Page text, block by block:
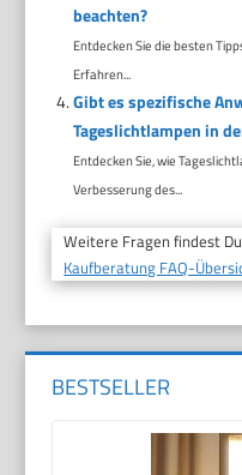
beachten?
Entdecken Sie die besten
Erfahren...
Gibt es spezifische
Tageslichtlampen in
Entdecken Sie, wie
Verbesserung des...
Weitere Fragen findest
Kaufberatung FAQ-
BESTSELLER